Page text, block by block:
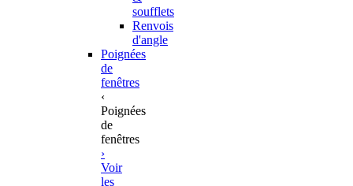
soufflets
Renvois
d'angle
Poignées
de
fenêtres
‹
Poignées
de
fenêtres
›
Voir
les